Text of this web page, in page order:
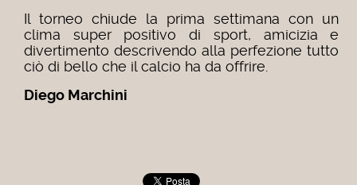
Il torneo chiude la prima settimana con un
clima super positivo di sport, amicizia e
divertimento descrivendo alla perfezione tutto
ciò di bello che il calcio ha da offrire.
Diego Marchini